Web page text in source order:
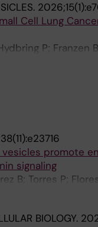
Cell Lung
P; Franzen
Dev A; Ekman S;
promote
signaling
B; Torres P;
BIOLOGY.